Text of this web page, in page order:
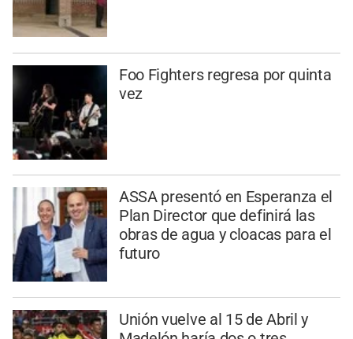
Foo Fighters regresa por quinta
vez
ASSA presentó en Esperanza el
Plan Director que definirá las
obras de agua y cloacas para el
futuro
Unión vuelve al 15 de Abril y